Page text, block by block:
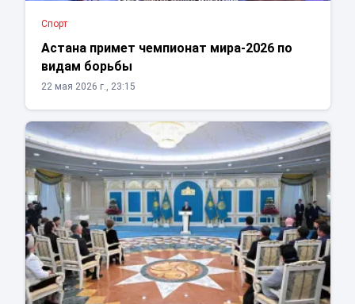
Спорт
Астана примет чемпионат мира-2026 по
видам борьбы
22 мая 2026 г., 23:15